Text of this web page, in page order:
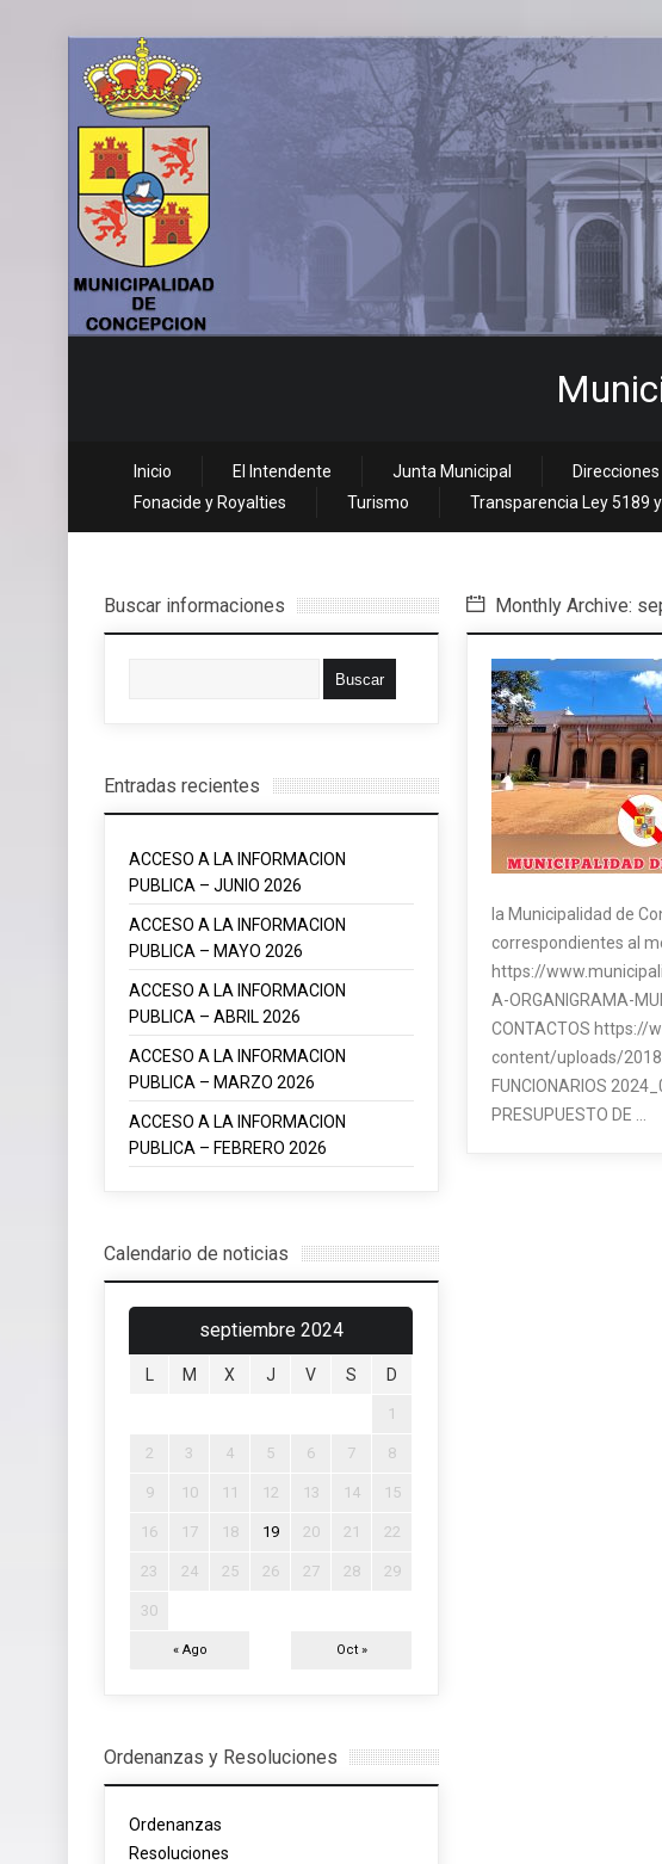
Inicio El Intendente Junta Municipal
Fonacide y Royalties
Turismo Transparencia Ley 5189
Buscar informaciones
Entradas recientes
ACCESO A LA INFORMACION
PUBLICA – JUNIO 2026
ACCESO A LA INFORMACION
PUBLICA – MAYO 2026
ACCESO A LA INFORMACION
PUBLICA – ABRIL 2026
ACCESO A LA INFORMACION
PUBLICA – MARZO 2026
ACCESO A LA INFORMACION
PUBLICA – FEBRERO 2026
Calendario de noticias
septiembre 2024
M X J V S D
« Ago Oct »
1
2 3 4 5 6 7 8
9 10 11 12 13 14 15
16 17 18 19 20 21 22
23 24 25 26 27 28 29
30
Ordenanzas y Resoluciones
Ordenanzas
Resoluciones
Monthly Archive:
la Municipalidad de
correspondientes al
https://
A-ORGANIGRAMA-
CONTACTOS https://
content/uploads/2018/
FUNCIONARIOS
PRESUPUESTO DE …